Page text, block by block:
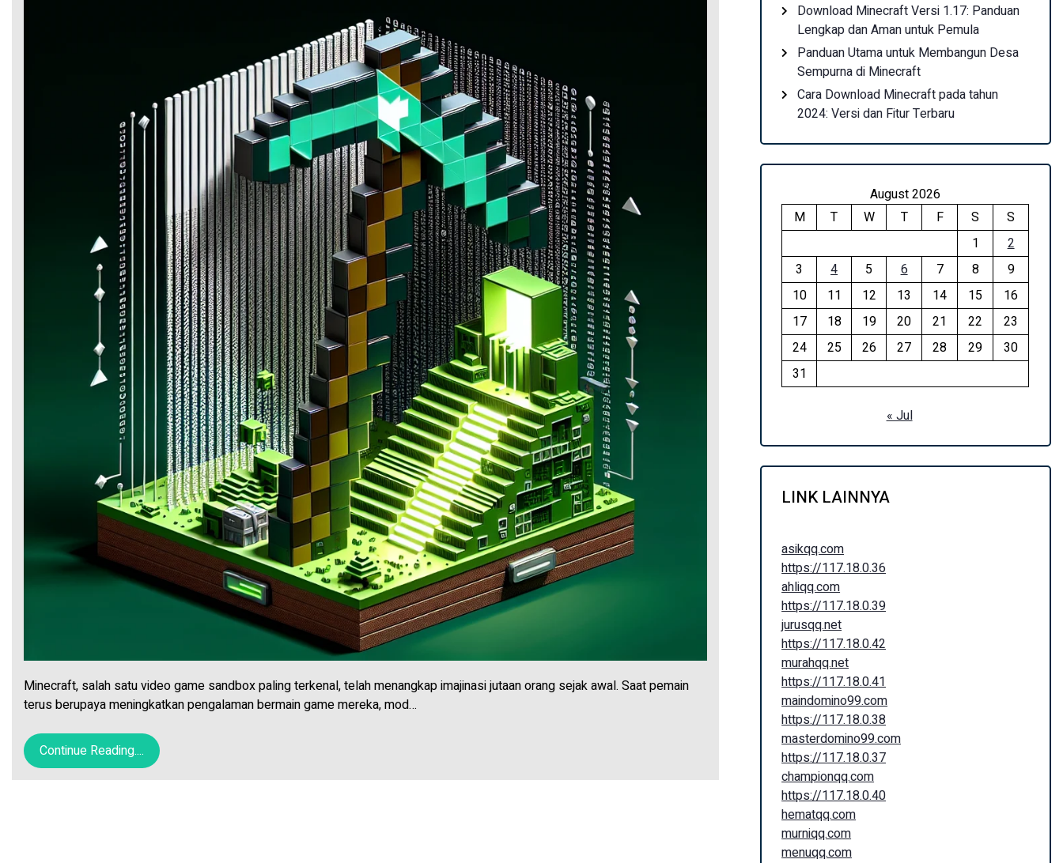
Minecraft, salah satu video game sandbox paling terkenal, telah menangkap imajinasi jutaan orang sejak awal. Saat pemain
terus berupaya meningkatkan pengalaman bermain game mereka, mod…
Continue Reading....
Download Minecraft Versi 1.17: Panduan
Lengkap dan Aman untuk Pemula
Panduan Utama untuk Membangun Desa
Sempurna di Minecraft
Cara Download Minecraft pada tahun
2024: Versi dan Fitur Terbaru
August 2026
M
T W T F S
S
1
2
3
4 5 6 7 8
9
10
11 12 13 14 15
16
17
18 19 20 21 22
23
24
25 26 27 28 29
30
31
« Jul
LINK LAINNYA
asikqq.com
https://117.18.0.36
ahliqq.com
https://117.18.0.39
jurusqq.net
https://117.18.0.42
murahqq.net
https://117.18.0.41
maindomino99.com
https://117.18.0.38
masterdomino99.com
https://117.18.0.37
championqq.com
https://117.18.0.40
hematqq.com
murniqq.com
menuqq.com